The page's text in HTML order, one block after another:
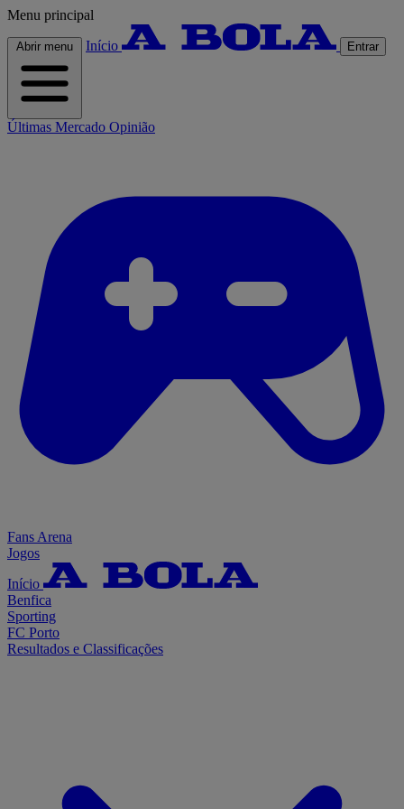
Menu principal
Abrir menu Início Entrar
Últimas Mercado Opinião
Fans Arena
Jogos
Início
Benfica
Sporting
FC Porto
Resultados e Classificações